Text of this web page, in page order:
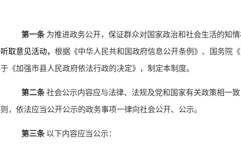
第一条 为推进政务公开，保证群众对国家政治和社会生活的知
听取意见活动， 根据《中华人民共和国政府信息公开条例》、国务院
于《加强市县人民政府依法行政的决定》，制定本制度。
第二条 社会公示内容应与法律、法规及党和国家有关政策相一
则，依法应当公开公示的政务事项一律向社会公开、公示。
第三条 以下内容应当公示：